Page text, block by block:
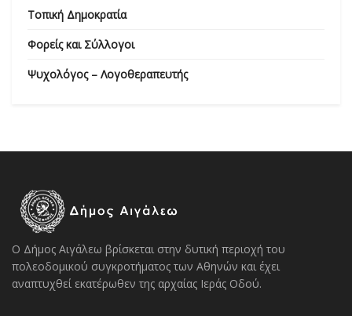
Τοπική Δημοκρατία
Φορείς και Σύλλογοι
Ψυχολόγος – Λογοθεραπευτής
Ο Δήμος Αιγάλεω βρίσκεται στην δυτική περιοχή του
πολεοδομικού συγκροτήματος των Αθηνών και έχει
αναπτυχθεί εκατέρωθεν της αρχαίας Ιεράς Οδού.